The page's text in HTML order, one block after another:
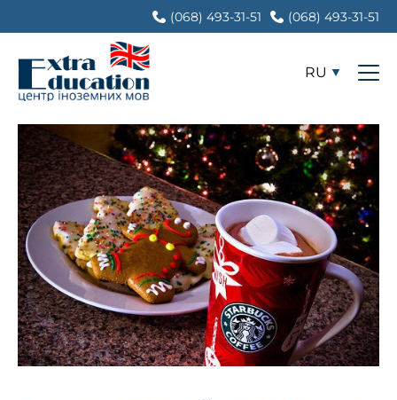
(068) 493-31-51 (068) 493-31-51
RU